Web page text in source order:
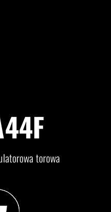
torowa